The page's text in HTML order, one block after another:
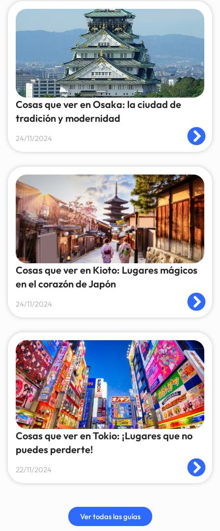
Cosas que ver en Osaka: la ciudad de
tradición y modernidad
24/11/2024
Cosas que ver en Kioto: Lugares mágicos
en el corazón de Japón
24/11/2024
Cosas que ver en Tokio: ¡Lugares que no
puedes perderte!
22/11/2024
Ver todas las guías